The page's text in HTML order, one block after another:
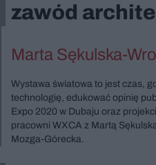
zawód
Marta Sękulska-
Wystawa światowa to jest czas,
technologię, edukować opinię
Expo 2020 w Dubaju oraz
pracowni WXCA z Martą
Mozga-Górecka.